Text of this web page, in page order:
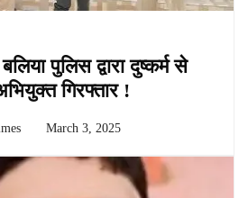
पुलिस द्वारा दुष्कर्म से
गिरफ्तार !
March 3, 2025